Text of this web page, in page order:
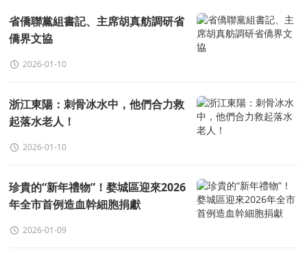
省僑聯黨組書記、主席胡真舫調研省
僑界文協
2026-01-10
浙江東陽：刺骨冰水中，他們合力救
起落水老人！
2026-01-10
珍貴的“新年禮物”！婺城區迎來2026
年全市首例造血幹細胞捐獻
2026-01-09